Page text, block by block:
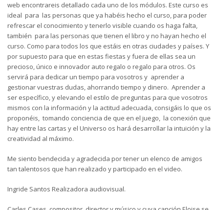
web encontrareis detallado cada uno de los módulos. Este curso es
ideal para las personas que ya habéis hecho el curso, para poder
refrescar el conocimiento y tenerlo visible cuando os haga falta,
también para las personas que tienen el libro y no hayan hecho el
curso. Como para todos los que estáis en otras ciudades y países. Y
por supuesto para que en estas fiestas y fuera de ellas sea un
precioso, único e innovador auto regalo o regalo para otros. Os
servirá para dedicar un tiempo para vosotros y aprender a
gestionar vuestras dudas, ahorrando tiempo y dinero. Aprender a
ser específico, y elevando el estilo de preguntas para que vosotros
mismos con la información y la actitud adecuada, consigáis lo que os
proponéis, tomando conciencia de que en el juego, la conexión que
hay entre las cartas y el Universo os hará desarrollar la intuición y la
creatividad al máximo.
Me siento bendecida y agradecida por tener un elenco de amigos
tan talentosos que han realizado y participado en el video.
Ingride Santos Realizadora audiovisual.